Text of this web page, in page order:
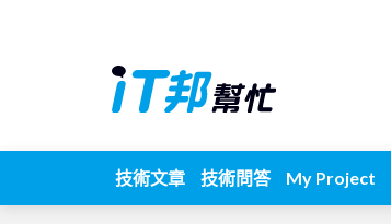
技術文章 技術問答 My Project